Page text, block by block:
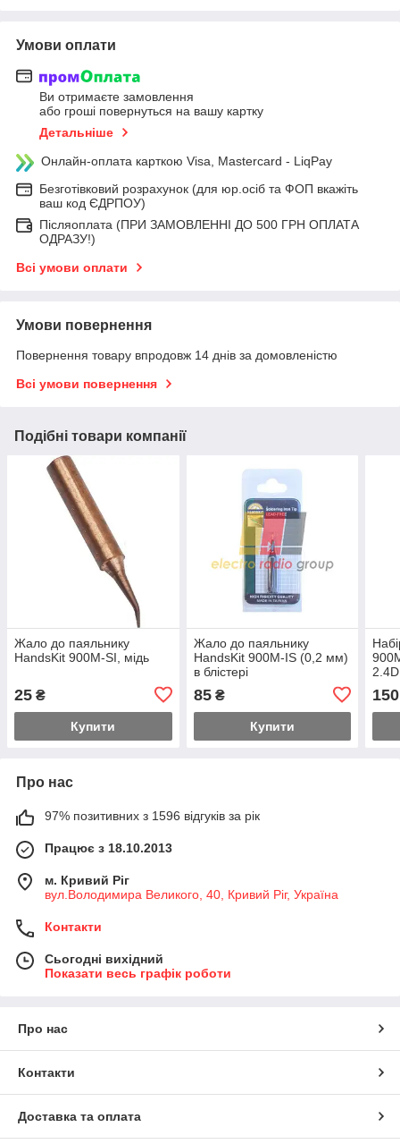
Умови оплати
Ви отримаєте замовлення
або гроші повернуться на вашу картку
Детальніше
Онлайн-оплата карткою Visa, Mastercard - LiqPay
Безготівковий розрахунок (для юр.осіб та ФОП вкажіть
ваш код ЄДРПОУ)
Післяоплата (ПРИ ЗАМОВЛЕННІ ДО 500 ГРН ОПЛАТА
ОДРАЗУ!)
Всі умови оплати
Умови повернення
Повернення товару впродовж 14 днів за домовленістю
Всі умови повернення
Подібні товари компанії
Жало до паяльнику
HandsKit 900M-SI, мідь
25 ₴
Купити
Жало до паяльнику
HandsKit 900M-IS (0,2 мм)
в блістері
85₴
Купити
150
Про нас
97% позитивних з 1596 відгуків за рік
Працює з 18.10.2013
м. Кривий Ріг
вул.Володимира Великого, 40, Кривий Ріг, Україна
Контакти
Сьогодні вихідний
Показати весь графік роботи
Про нас
Контакти
Доставка та оплата